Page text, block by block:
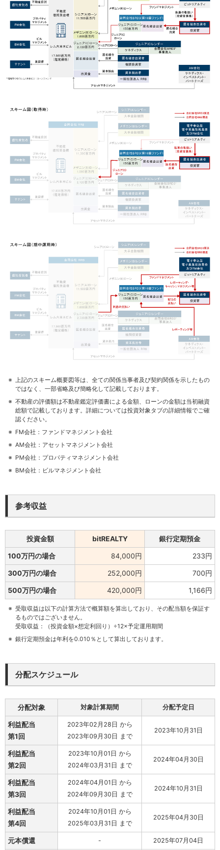
上記のスキーム概要図等は、全ての関係当事者及び契約関係を示したもの
ではなく、一部省略及び簡略化して記載しております。
不動産の評価額は不動産鑑定評価書による金額、ローンの金額は当初融資
総額で記載しております。詳細については投資対象タブの詳細情報でご確
認ください。
FM会社：ファンドマネジメント会社
AM会社：アセットマネジメント会社
PM会社：プロパティマネジメント会社
BM会社：ビルマネジメント会社
参考収益
投資金額 bitREALTY 銀行定期預金
100万円の場合 84,000円 233円
300万円の場合 252,000円 700円
500万円の場合 420,000円 1,166円
受取収益は以下の計算方法で概算額を算出しており、その配当額を保証す
るものではございません。
受取収益：（投資金額×想定利回り）÷12×予定運用期間
銀行定期預金は年利を0.010％として算出しております。
分配スケジュール
分配対象 対象計算期間 分配予定日
利益配当
第1回
2023年02月28日 から
2023年09月30日 まで
2023年10月31日
利益配当
第2回
2023年10月01日 から
2024年03月31日 まで
2024年04月30日
利益配当
第3回
2024年04月01日 から
2024年09月30日 まで
2024年10月31日
利益配当
第4回
2024年10月01日 から
2025年03月31日 まで
2025年04月30日
元本償還 - 2025年07月04日